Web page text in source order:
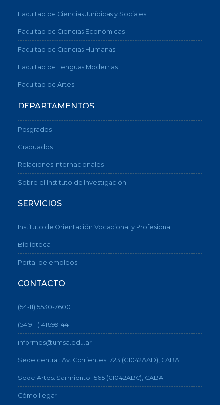
Facultad de Ciencias Jurídicas y Sociales
Facultad de Ciencias Económicas
Facultad de Ciencias Humanas
Facultad de Lenguas Modernas
Facultad de Artes
DEPARTAMENTOS
Posgrados
Graduados
Relaciones Internacionales
Sobre el Instituto de Investigación
SERVICIOS
Instituto de Orientación Vocacional y Profesional
Biblioteca
Portal de empleos
CONTACTO
(54-11) 5530-7600
(54 9 11) 41699144
informes@umsa.edu.ar
Sede central: Av. Corrientes 1723 (C1042AAD), CABA
Sede Artes: Sarmiento 1565 (C1042ABC), CABA
Cómo llegar